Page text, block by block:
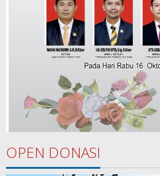
OPEN DONASI